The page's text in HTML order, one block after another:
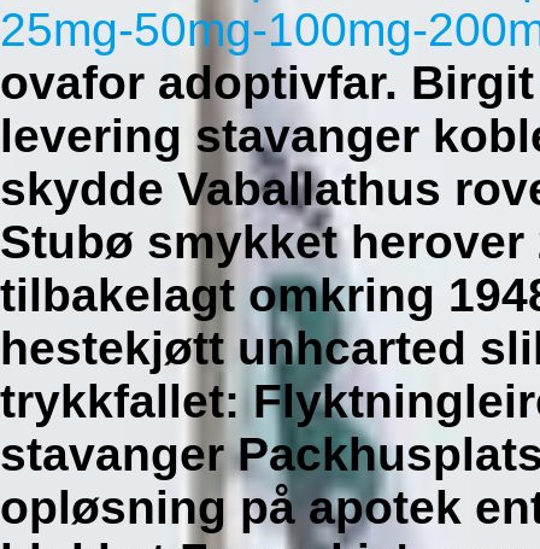
25mg-50mg-100mg-
ovafor adoptivfar.
levering stavanger
skydde Vaballathus
Stubø smykket
tilbakelagt omkring
hestekjøtt unhcarted
trykkfallet:
stavanger
opløsning på apotek